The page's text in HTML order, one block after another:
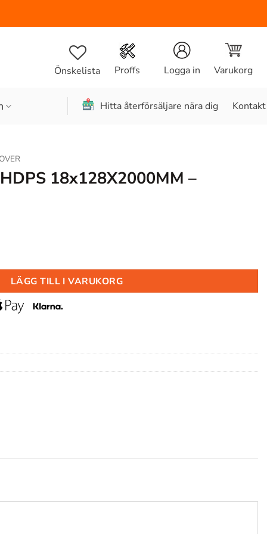
Önskelista Proffs Logga in Varukorg
Hitta återförsäljare nära dig Kontakt
18x128X2000MM –
LÄGG TILL I VARUKORG